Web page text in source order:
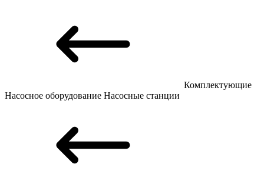
Комплектующие
Насосное оборудование Насосные станции